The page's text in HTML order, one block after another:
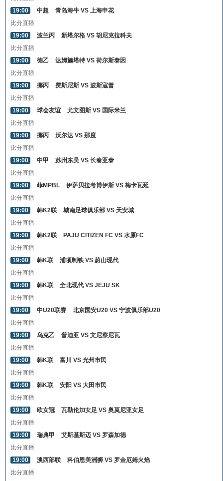
19:00
中超
青岛海牛 VS 上海申花
比分直播
19:00
波兰丙
新塔尔格 VS 胡尼克拉科夫
比分直播
19:00
德乙
达姆施塔特 VS 荷尔斯泰因
比分直播
19:00
挪丙
费斯尼斯 VS 波斯寇普
比分直播
19:00
球会友谊
尤文图斯 VS 国际米兰
比分直播
19:00
挪丙
沃尔达 VS 那度
比分直播
19:00
中甲
苏州东吴 VS 长春亚泰
比分直播
19:00
菲MPBL
伊萨贝拉考博伊斯 VS 梅卡瓦延
比分直播
19:00
韩K2联
城南足球俱乐部 VS 天安城
比分直播
19:00
韩K2联
PAJU CITIZEN FC VS 水原FC
比分直播
19:00
韩K联
浦项制铁 VS 蔚山现代
比分直播
19:00
韩K联
全北现代 VS JEJU SK
比分直播
19:00
中U20联赛
北京国安U20 VS 宁波俱乐部U20
比分直播
19:00
乌克乙
普迪亚 VS 文尼察尼瓦
比分直播
19:00
韩K联
富川 VS 光州市民
比分直播
19:00
韩K联
安阳 VS 大田市民
比分直播
19:00
欧女冠
瓦勒伦加女足 VS 奥莫尼亚女足
比分直播
19:00
瑞典甲
艾斯基斯迈 VS 罗森加德
比分直播
19:00
澳西部联
科伯恩美洲狮 VS 罗金厄姆火焰
比分直播